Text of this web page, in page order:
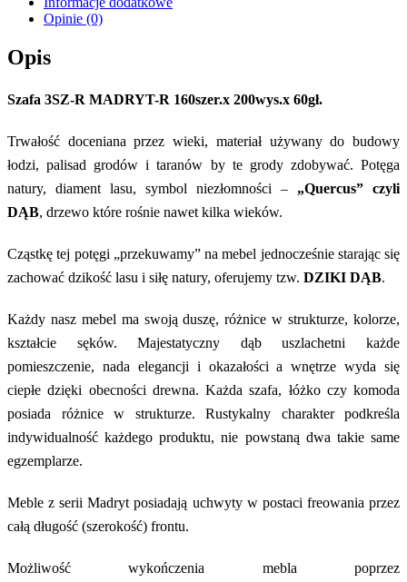
Opinie (0)
Opis
Szafa 3SZ-R MADRYT-R 160szer.x 200wys.x 60gł.
Trwałość doceniana przez wieki, materiał używany do budowy
łodzi, palisad grodów i taranów by te grody zdobywać. Potęga
natury, diament lasu, symbol niezłomności – „Quercus” czyli
DĄB, drzewo które rośnie nawet kilka wieków.
Cząstkę tej potęgi „przekuwamy” na mebel jednocześnie starając się
zachować dzikość lasu i siłę natury, oferujemy tzw. DZIKI DĄB.
Każdy nasz mebel ma swoją duszę, różnice w strukturze, kolorze,
kształcie sęków. Majestatyczny dąb uszlachetni każde
pomieszczenie, nada elegancji i okazałości a wnętrze wyda się
ciepłe dzięki obecności drewna. Każda szafa, łóżko czy komoda
posiada różnice w strukturze. Rustykalny charakter podkreśla
indywidualność każdego produktu, nie powstaną dwa takie same
egzemplarze.
Meble z serii Madryt posiadają uchwyty w postaci freowania przez
całą długość (szerokość) frontu.
Możliwość wykończenia mebla poprzez